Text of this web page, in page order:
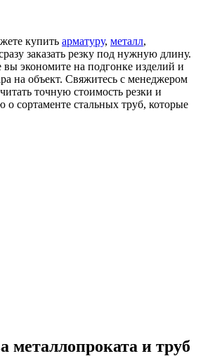
купить арматуру, металл,
заказать резку под нужную длину.
вы экономите на подгонке изделий и
на объект. Свяжитесь с менеджером
точную стоимость резки и
сортаменте стальных труб, которые
металлопроката и труб